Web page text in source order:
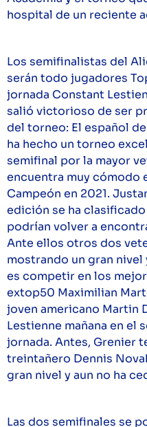
hospital de un reciente
Los semifinalistas del
serán todo jugadores
jornada Constant
salió victorioso de ser
del torneo: El español
ha hecho un torneo
semifinal por la mayor
encuentra muy cómodo
Campeón en 2021.
edición se ha
podrían volver a
Ante ellos otros dos
mostrando un gran
es competir en los
extop50 Maximilian
joven americano Martin
Lestienne mañana en el
jornada. Antes, Grenier
treintañero Dennis
gran nivel y aun no ha
Las dos semifinales se